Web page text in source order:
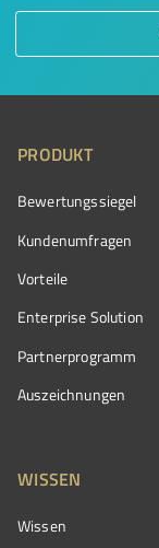
PRODUKT
Bewertungssiegel
Kundenumfragen
Vorteile
Enterprise Solution
Partnerprogramm
Auszeichnungen
WISSEN
Wissen